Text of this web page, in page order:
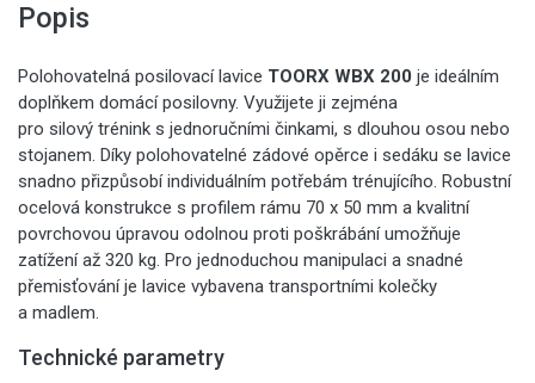
Popis
Polohovatelná posilovací lavice TOORX WBX 200 je ideálním
doplňkem domácí posilovny. Využijete ji zejména
pro silový trénink s jednoručními činkami, s dlouhou osou nebo
stojanem. Díky polohovatelné zádové opěrce i sedáku se lavice
snadno přizpůsobí individuálním potřebám trénujícího. Robustní
ocelová konstrukce s profilem rámu 70 x 50 mm a kvalitní
povrchovou úpravou odolnou proti poškrábání umožňuje
zatížení až 320 kg. Pro jednoduchou manipulaci a snadné
přemisťování je lavice vybavena transportními kolečky
a madlem.
Technické parametry